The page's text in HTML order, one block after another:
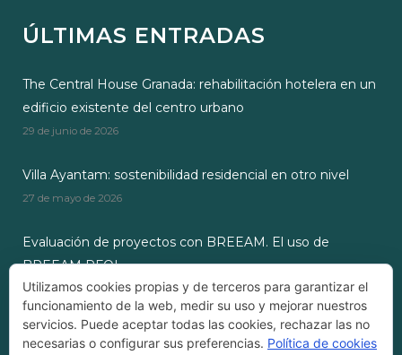
ÚLTIMAS ENTRADAS
The Central House Granada: rehabilitación hotelera en un
edificio existente del centro urbano
29 de junio de 2026
Villa Ayantam: sostenibilidad residencial en otro nivel
27 de mayo de 2026
Evaluación de proyectos con BREEAM. El uso de
BREEAM RFOI
28 de octubre de 2024
Utilizamos cookies propias y de terceros para garantizar el
funcionamiento de la web, medir su uso y mejorar nuestros
servicios. Puede aceptar todas las cookies, rechazar las no
necesarias o configurar sus preferencias. Política de cookies